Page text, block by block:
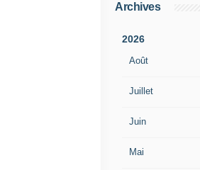
Archives
2026
Août
Juillet
Juin
Mai